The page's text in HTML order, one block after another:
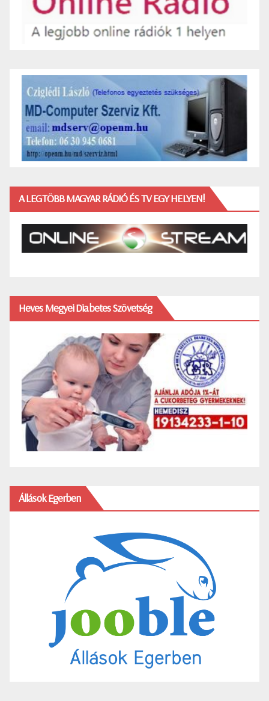
A LEGTÖBB MAGYAR RÁDIÓ ÉS TV EGY HELYEN!
Heves Megyei Diabetes Szövetség
Állások Egerben